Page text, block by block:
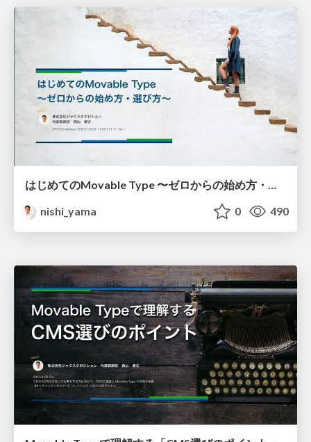
はじめてのMovable Type 〜ゼロからの始め方・選び方〜
nishi_yama
0 490